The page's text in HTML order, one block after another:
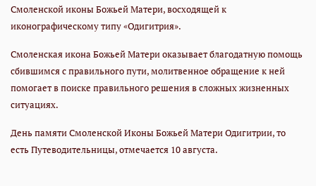
Смоленской иконы Божьей Матери, восходящей к
иконографическому типу «Одигитрия».
Смоленская икона Божьей Матери оказывает благодатную помощь
сбившимся с правильного пути, молитвенное обращение к ней
помогает в поиске правильного решения в сложных жизненных
ситуациях.
День памяти Смоленской Иконы Божьей Матери Одигитрии, то
есть Путеводительницы, отмечается 10 августа.